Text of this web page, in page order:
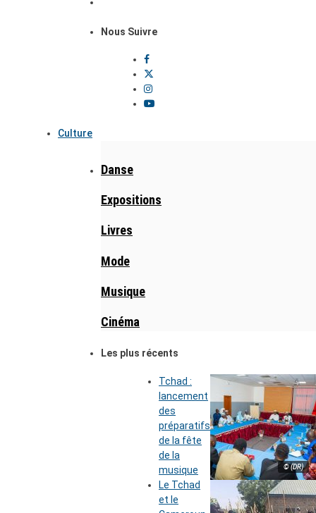
Nous Suivre
Culture
Danse
Expositions
Livres
Mode
Musique
Cinéma
Les plus récents
© (DR)
Tchad :
lancement
des
préparatifs
de la fête
de la
musique
Le Tchad
et le